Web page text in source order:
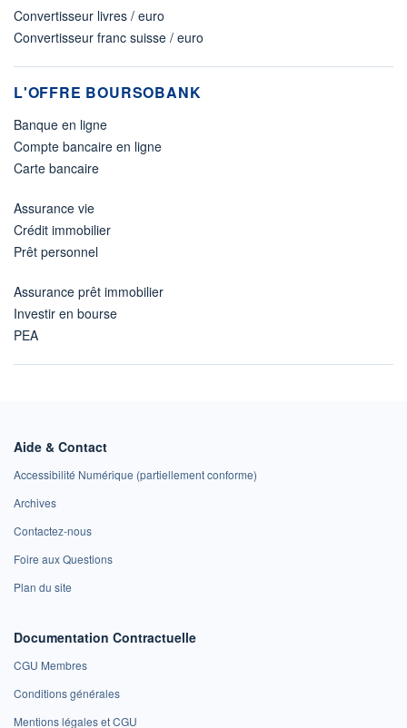
Convertisseur livres / euro
Convertisseur franc suisse / euro
L'OFFRE BOURSOBANK
Banque en ligne
Compte bancaire en ligne
Carte bancaire
Assurance vie
Crédit immobilier
Prêt personnel
Assurance prêt immobilier
Investir en bourse
PEA
Aide & Contact
Accessibilité Numérique (partiellement conforme)
Archives
Contactez-nous
Foire aux Questions
Plan du site
Documentation Contractuelle
CGU Membres
Conditions générales
Mentions légales et CGU